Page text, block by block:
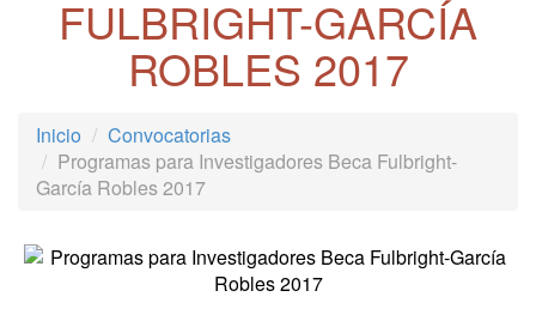
FULBRIGHT-GARCÍA
ROBLES 2017
Inicio
Convocatorias
Programas para Investigadores Beca Fulbright-
García Robles 2017